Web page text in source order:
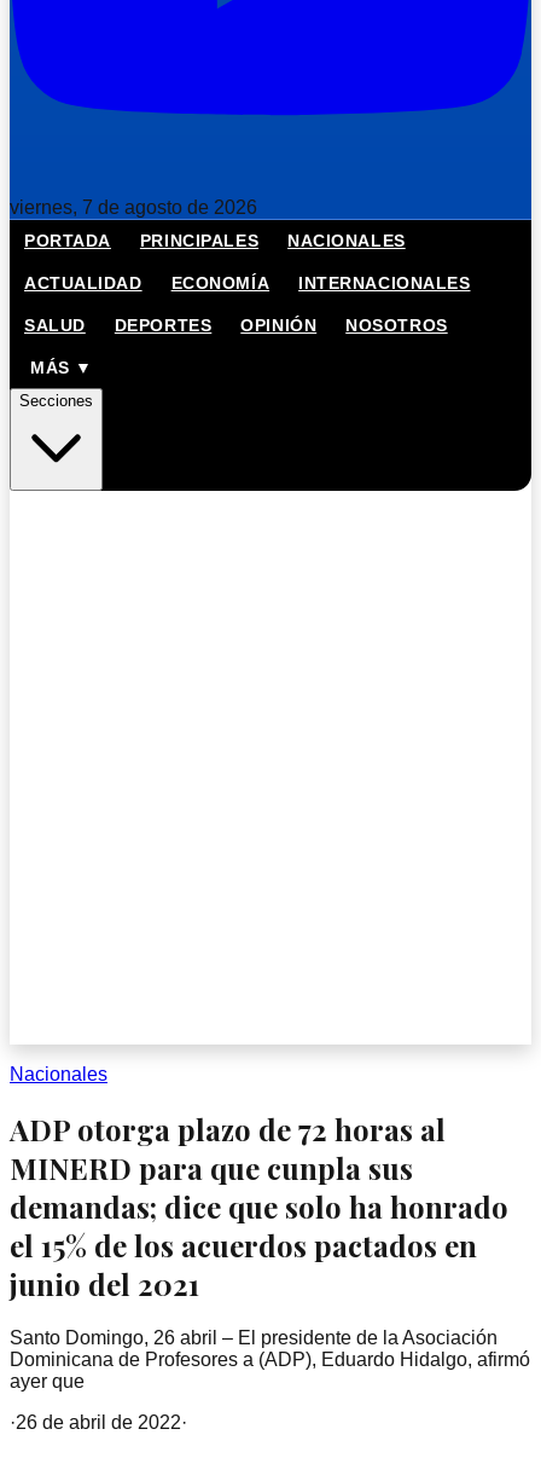
viernes, 7 de agosto de 2026
PORTADA PRINCIPALES NACIONALES
ACTUALIDAD ECONOMÍA INTERNACIONALES
SALUD DEPORTES OPINIÓN NOSOTROS
MÁS ▼
Secciones
Nacionales
ADP otorga plazo de 72 horas al
MINERD para que cunpla sus
demandas; dice que solo ha honrado
el 15% de los acuerdos pactados en
junio del 2021
Santo Domingo, 26 abril – El presidente de la Asociación
Dominicana de Profesores a (ADP), Eduardo Hidalgo, afirmó
ayer que
·26 de abril de 2022·